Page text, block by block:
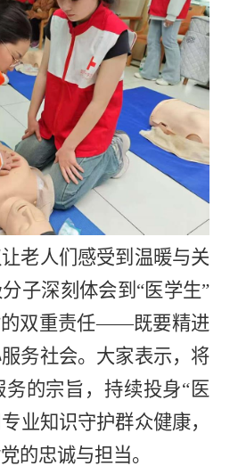
老人们感受到温暖与关
子深刻体会到“医学生”
的双重责任——既要精进
务社会。大家表示，将
的宗旨，持续投身“医
业知识守护群众健康，
的忠诚与担当。